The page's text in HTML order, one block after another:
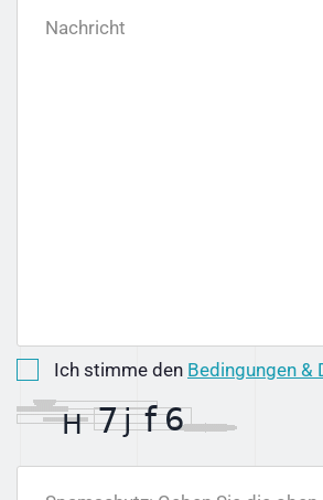
Nachricht
Ich stimme den Bedingungen &